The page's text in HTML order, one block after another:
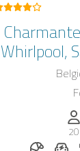
Whirlpool,
Top-
20